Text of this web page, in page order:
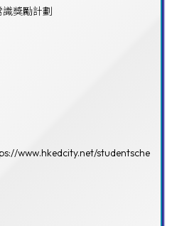
獎勵計劃
www.hkedcity.net/studentsche